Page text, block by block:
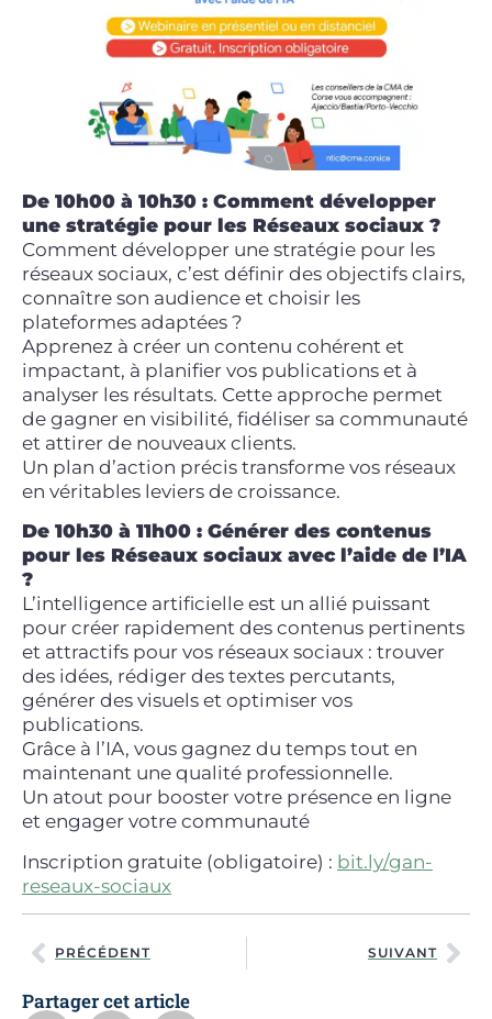
Partager cet article
De 10h00 à 10h30 : Comment développer
une stratégie pour les Réseaux sociaux ?
Comment développer une stratégie pour les
réseaux sociaux, c’est définir des objectifs clairs,
connaître son audience et choisir les
plateformes adaptées ?
Apprenez à créer un contenu cohérent et
impactant, à planifier vos publications et à
analyser les résultats. Cette approche permet
de gagner en visibilité, fidéliser sa communauté
et attirer de nouveaux clients.
Un plan d’action précis transforme vos réseaux
en véritables leviers de croissance.
De 10h30 à 11h00 : Générer des contenus
pour les Réseaux sociaux avec l’aide de l’IA
?
L’intelligence artificielle est un allié puissant
pour créer rapidement des contenus pertinents
et attractifs pour vos réseaux sociaux : trouver
des idées, rédiger des textes percutants,
générer des visuels et optimiser vos
publications.
Grâce à l’IA, vous gagnez du temps tout en
maintenant une qualité professionnelle.
Un atout pour booster votre présence en ligne
et engager votre communauté
Inscription gratuite (obligatoire) : bit.ly/gan-
reseaux-sociaux
PRÉCÉDENT SUIVANT